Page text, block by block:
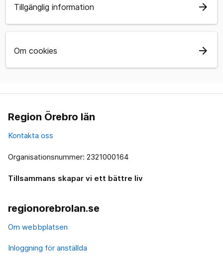
Tillgänglig information arrow_forward
Om cookies arrow_forward
Region Örebro län
Kontakta oss
Organisationsnummer: 2321000164
Tillsammans skapar vi ett bättre liv
regionorebrolan.se
Om webbplatsen
Inloggning för anställda